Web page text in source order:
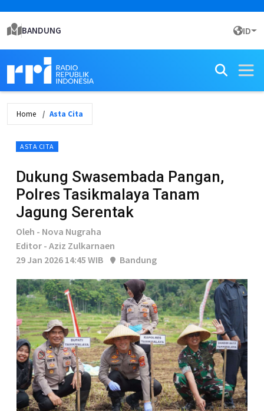
BANDUNG ID
Home Asta Cita
ASTA CITA
Dukung Swasembada Pangan,
Polres Tasikmalaya Tanam
Jagung Serentak
Oleh - Nova Nugraha
Editor - Aziz Zulkarnaen
29 Jan 2026 14:45 WIB
Bandung